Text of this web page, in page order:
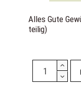
Alles Gute
teilig)